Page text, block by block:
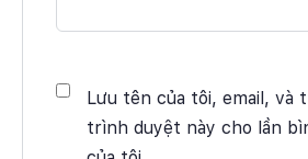
Lưu tên của tôi, email, và
trình duyệt này cho lần